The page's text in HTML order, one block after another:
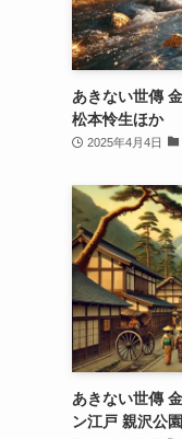
あきない世傳
松本怜生ほか
2025年4月4日
あきない世傳
ン江戸 親沢公園